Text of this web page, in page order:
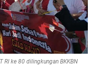
RI ke 80 dilingkungan BKKBN